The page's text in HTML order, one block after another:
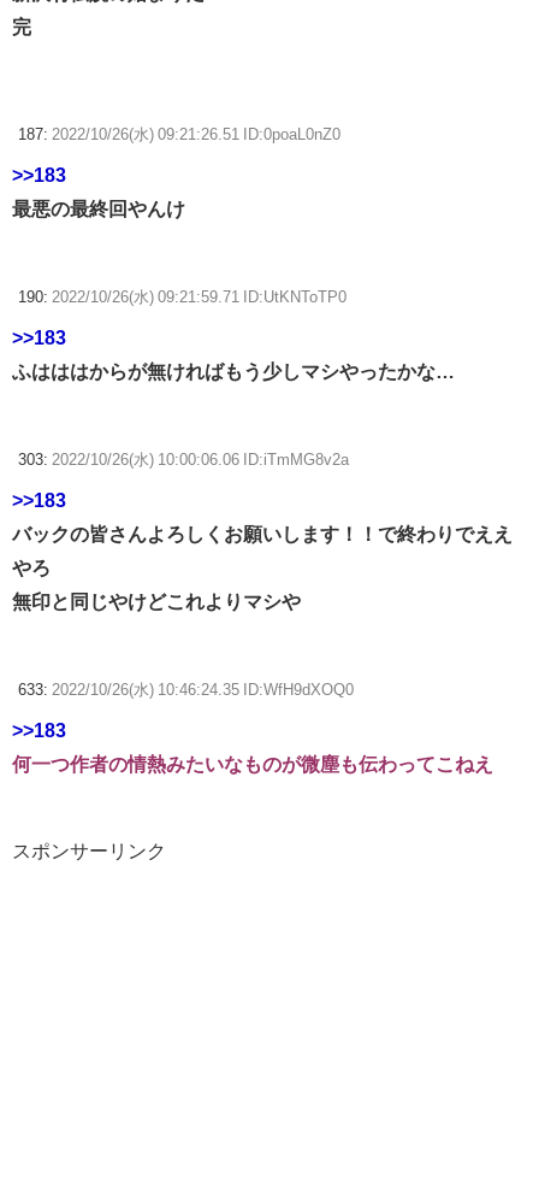
完
187: 2022/10/26(水) 09:21:26.51 ID:0poaL0nZ0
>>183
最悪の最終回やんけ
190: 2022/10/26(水) 09:21:59.71 ID:UtKNToTP0
>>183
ふはははからが無ければもう少しマシやったかな…
303: 2022/10/26(水) 10:00:06.06 ID:iTmMG8v2a
>>183
バックの皆さんよろしくお願いします！！で終わりでええ
やろ
無印と同じやけどこれよりマシや
633: 2022/10/26(水) 10:46:24.35 ID:WfH9dXOQ0
>>183
何一つ作者の情熱みたいなものが微塵も伝わってこねえ
スポンサーリンク